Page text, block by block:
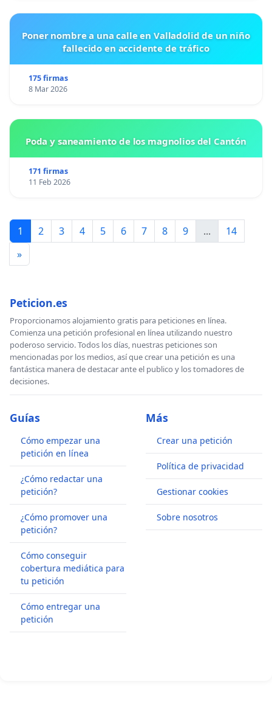
Poner nombre a una calle en Valladolid de un niño
fallecido en accidente de tráfico
175 firmas
8 Mar 2026
Poda y saneamiento de los magnolios del Cantón
171 firmas
11 Feb 2026
1 2 3 4 5 6 7 8 9 ...
14
»
Peticion.es
Proporcionamos alojamiento gratis para peticiones en línea.
Comienza una petición profesional en línea utilizando nuestro
poderoso servicio. Todos los días, nuestras peticiones son
mencionadas por los medios, así que crear una petición es una
fantástica manera de destacar ante el publico y los tomadores de
decisiones.
Guías
Cómo empezar una
petición en línea
¿Cómo redactar una
petición?
¿Cómo promover una
petición?
Cómo conseguir
cobertura mediática para
tu petición
Cómo entregar una
petición
Más
Crear una petición
Política de privacidad
Gestionar cookies
Sobre nosotros